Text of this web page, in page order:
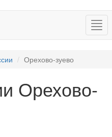
Орехово-зуево
Орехово-